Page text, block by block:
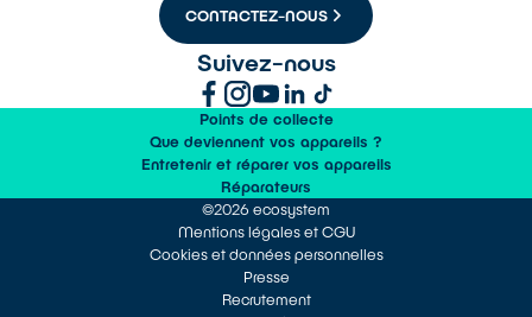
CONTACTEZ-NOUS
Suivez-nous
Points de collecte
Que deviennent vos appareils ?
Entretenir et réparer vos appareils
Réparateurs
©2026 ecosystem
Mentions légales et CGU
Cookies et données personnelles
Presse
Recrutement